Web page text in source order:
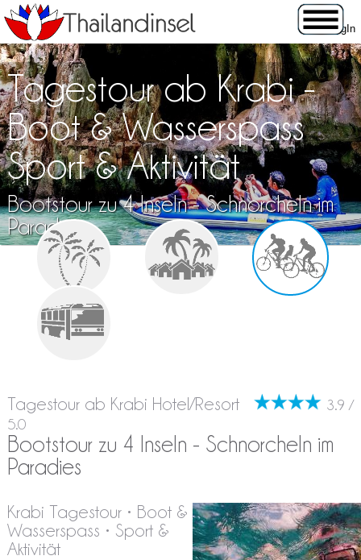
Tagestour ab Krabi -
Boot & Wasserspass
Sport & Aktivität
Bootstour zu 4 Inseln - Schnorcheln im
Paradies
Tagestour ab Krabi Hotel/Resort
3.9 /
5.0
Bootstour zu 4 Inseln - Schnorcheln im
Paradies
Krabi Tagestour • Boot &
Wasserspass • Sport &
Aktivität